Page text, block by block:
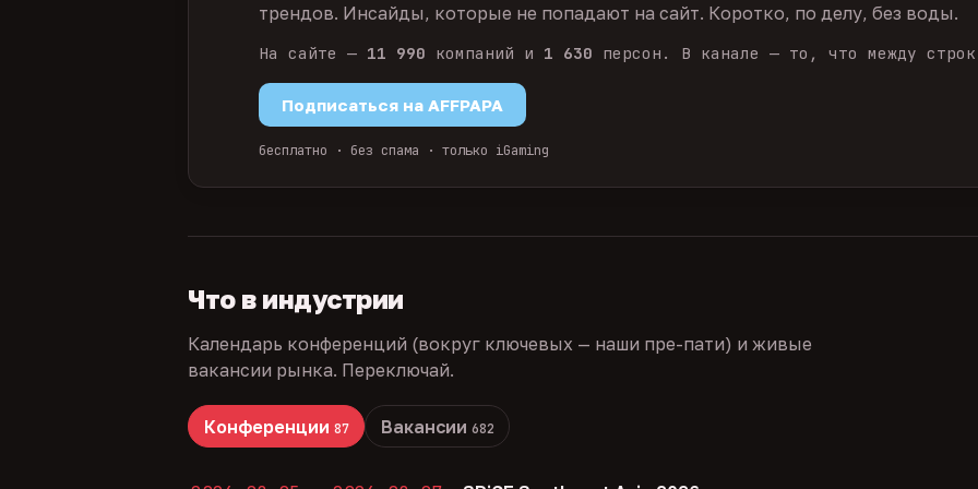
трендов. Инсайды, которые не попадают на сайт. Коротко, по делу, без воды.
На сайте — 11 990 компаний и 1 630 персон. В канале — то, что между
Подписаться на AFFPAPA
бесплатно · без спама · только iGaming
Что в индустрии
Календарь конференций (вокруг ключевых — наши пре-пати) и живые
вакансии рынка. Переключай.
Конференции 87 Вакансии 682